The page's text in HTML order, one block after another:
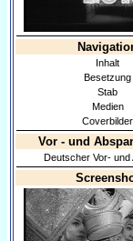
Inhalt
Besetzung
Stab
Medien
Coverbilder
Vor - und
Deutscher Vor- und